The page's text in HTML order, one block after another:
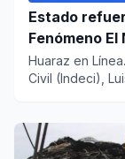
Estado
Fenómeno
Huaraz en
Civil (Indeci),